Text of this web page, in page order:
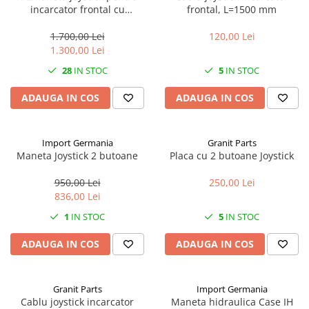
1.7.2. Placute de frana
1.7.3. Simeringuri sistem franare
1.7.5. O-ring frana
1.8.1. Prize de putere
1.8.2. Cutii viteze
1.8.4. Transmisie punte spate
1.8.5. Transmisie punte fața 2 WD
(2x4)
incarcator frontal cu
cabluri L= 2000 mm, debit 50
l/min
1.700,00 Lei
1.300,00 Lei
28IN STOC
ADAUGA IN COS
frontal, L=1500 mm
120,00 Lei
5 IN STOC
ADAUGA IN COS
Import Germania
Maneta Joystick 2 butoane
950,00 Lei
836,00 Lei
1 IN STOC
ADAUGA IN COS
Granit Parts
Placa cu 2 butoane Joystick
250,00 Lei
5 IN STOC
ADAUGA IN COS
Granit Parts
Cablu joystick incarcator
Import Germania
Maneta hidraulica Case IH